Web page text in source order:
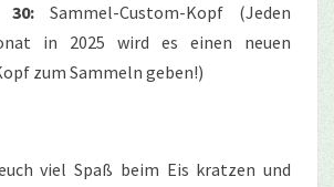
Sammel-Custom-Kopf (Jeden
in 2025 wird es einen neuen
zum Sammeln geben!)
viel Spaß beim Eis kratzen und